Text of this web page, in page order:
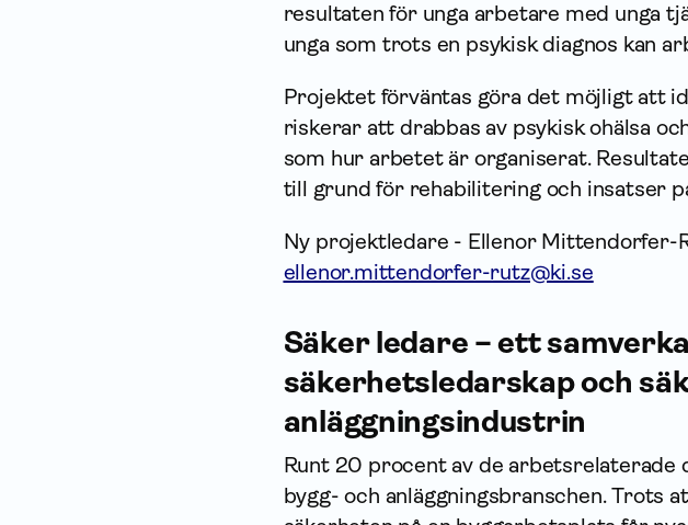
resultaten för unga arbetare med unga
unga som trots en psykisk diagnos kan
Projektet förväntas göra det möjligt att
riskerar att drabbas av psykisk ohälsa
som hur arbetet är organiserat.
till grund för rehabilitering och insatser
Ny projektledare - Ellenor Mittendorfer-
ellenor.mittendorfer-rutz@ki.se
Säker ledare – ett
säkerhetsledarskap och
anläggningsindustrin
Runt 20 procent av de arbetsrelaterade
bygg- och anläggningsbranschen. Trots